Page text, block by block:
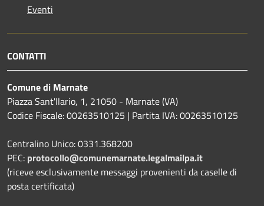
Eventi
CONTATTI
Comune di Marnate
Piazza Sant'Ilario, 1, 21050 - Marnate (VA)
Codice Fiscale: 00263510125 | Partita IVA: 00263510125
Centralino Unico: 0331.368200
PEC: protocollo@comunemarnate.legalmailpa.it
(riceve esclusivamente messaggi provenienti da caselle di
posta certificata)